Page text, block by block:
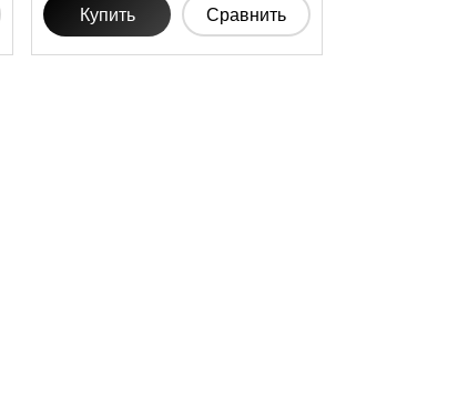
Купить Сравнить